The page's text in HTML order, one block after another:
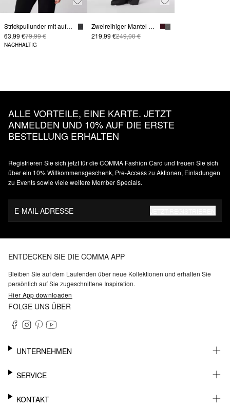
Strickpullunder mit aufgesetzten Taschen
63,99 €79,99 €
NACHHALTIG
Zweireihiger Mantel aus Wollmix im Loose Fit
219,99 €249,00 €
ALLE VORTEILE, EINE KARTE. JETZT
ANMELDEN UND 10% AUF DIE ERSTE
BESTELLUNG ERHALTEN
Registrieren Sie sich jetzt für die COMMA Fashion Card und freuen Sie sich
über ein 10% Willkommensgeschenk, Pre-Access zu Aktionen, Einladungen
zu Events sowie viele weitere Member Specials.
E-MAIL-ADRESSE
ENTDECKEN SIE DIE COMMA APP
Bleiben Sie auf dem Laufenden über neue Kollektionen und erhalten Sie
persönlich auf Sie zugeschnittene Inspiration.
Hier App downloaden
FOLGE UNS ÜBER
UNTERNEHMEN
KARRIERE
BARRIEREFREIHEIT
SERVICE
WHATSAPP
KONTAKT